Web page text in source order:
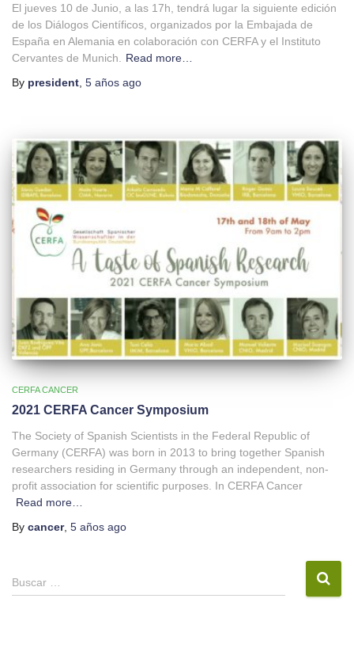
El jueves 10 de Junio, a las 17h, tendrá lugar la siguiente edición
de los Diálogos Científicos, organizados por la Embajada de
España en Alemania en colaboración con CERFA y el Instituto
Cervantes de Munich. Read more…
By president, 5 años ago
CERFA CANCER
2021 CERFA Cancer Symposium
The Society of Spanish Scientists in the Federal Republic of
Germany (CERFA) was born in 2013 to bring together Spanish
researchers residing in Germany through an independent, non-
profit association for scientific purposes. In CERFA Cancer
Read more…
By cancer, 5 años ago
Buscar …